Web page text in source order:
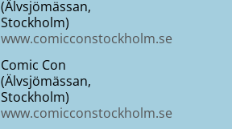
(Älvsjömässan,
Stockholm)
www.comicconstockholm.se
Comic Con
(Älvsjömässan,
Stockholm)
www.comicconstockholm.se